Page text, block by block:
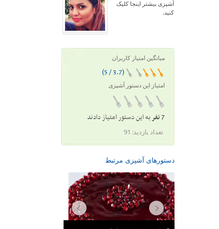
آشپزی بیشتر اینجا کلیک
کنید.
میانگین امتیاز کاربران
(3.7 / 5)
امتیاز این دستور آشپزی
7 نفر به این دستور امتیاز دادند
تعداد بازدید: 91
دستورهای آشپزی مرتبط